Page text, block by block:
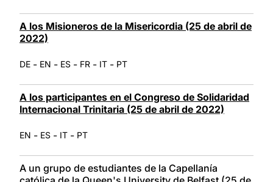
A los Misioneros de la Misericordia (25 de abril de
2022)
DE - EN - ES - FR - IT - PT
A los participantes en el Congreso de Solidaridad
Internacional Trinitaria (25 de abril de 2022)
EN - ES - IT - PT
A un grupo de estudiantes de la Capellanía